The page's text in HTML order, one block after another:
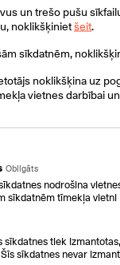
zvanu rindu,
lai efektīvi
atbildētāju
Jūs
tālrunī.
un trešo pušu
noklikšķinietšeit.
sīkdatnēm,
noklikšķina uz
vietnes darbībai
Obligāts
nodrošina
sīkdatnēm tīmekļa
sīkdatnes tiek
sīkdatnes nevar